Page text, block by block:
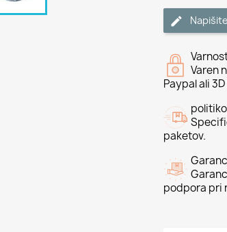
Varen
Paypal ali
paketov.
podpora pri